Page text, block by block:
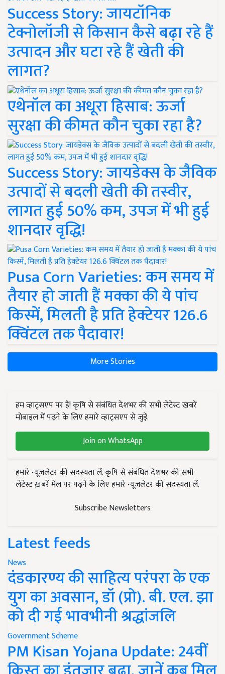
Success Story: जायटॉनिक
टेक्नोलॉजी से किसान कैसे बढ़ा रहे हैं
उत्पादन और घटा रहे हैं खेती की
लागत?
एथेनॉल का अधूरा हिसाब: ऊर्जा
सुरक्षा की कीमत कौन चुका रहा है?
Success Story: जायडेक्स के जैविक
उत्पादों से बदली खेती की तस्वीर,
लागत हुई 50% कम, उपज में भी हुई
शानदार वृद्धि!
Pusa Corn Varieties: कम समय में
तैयार हो जाती हैं मक्का की ये पांच
किस्में, मिलती है प्रति हेक्टेयर 126.6
क्विंटल तक पैदावार!
More Stories
हम व्हाट्सएप पर हैं! कृषि से संबंधित देशभर की सभी लेटेस्ट ख़बरें
मोबाइल में पढ़ने के लिए हमारे व्हाट्सएप से जुड़ें.
Join on WhatsApp
हमारे न्यूज़लेटर की सदस्यता लें. कृषि से संबंधित देशभर की सभी
लेटेस्ट ख़बरें मेल पर पढ़ने के लिए हमारे न्यूज़लेटर की सदस्यता लें.
Subscribe Newsletters
Latest feeds
News
दंडकारण्य की साहित्य परंपरा के एक
युग का अवसान, डॉ (प्रो). बी. एल. झा
को दी गई भावभीनी श्रद्धांजलि
Government Scheme
PM Kisan Yojana Update: 24वीं